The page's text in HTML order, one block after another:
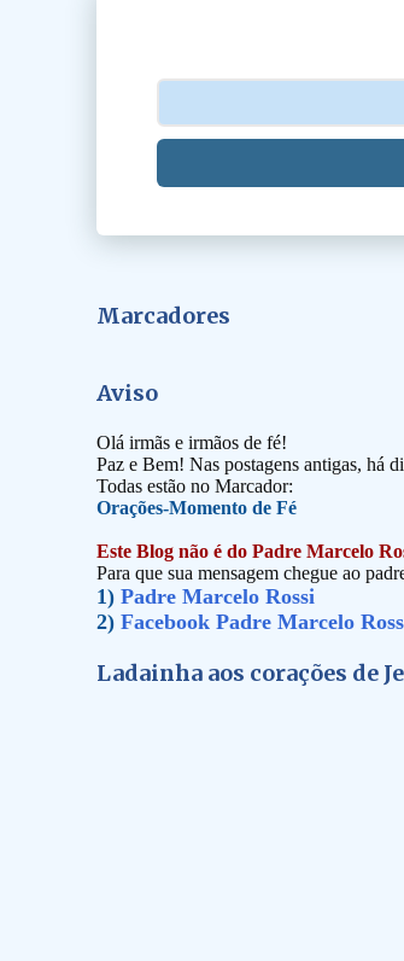
Marcadores
Aviso
Olá irmãs e irmãos de fé!
Paz e Bem! Nas postagens antigas, há
Todas estão no Marcador:
Orações-Momento de Fé
Este Blog não é do Padre Marcelo
Para que sua mensagem chegue ao
1) Padre Marcelo Rossi
2) Facebook Padre Marcelo
Ladainha aos corações de